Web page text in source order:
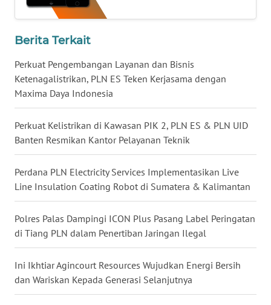
Berita Terkait
Perkuat Pengembangan Layanan dan Bisnis
Ketenagalistrikan, PLN ES Teken Kerjasama dengan
Maxima Daya Indonesia
Perkuat Kelistrikan di Kawasan PIK 2, PLN ES & PLN UID
Banten Resmikan Kantor Pelayanan Teknik
Perdana PLN Electricity Services Implementasikan Live
Line Insulation Coating Robot di Sumatera & Kalimantan
Polres Palas Dampingi ICON Plus Pasang Label Peringatan
di Tiang PLN dalam Penertiban Jaringan Ilegal
Ini Ikhtiar Agincourt Resources Wujudkan Energi Bersih
dan Wariskan Kepada Generasi Selanjutnya
WN
MALUKU
WN
MALUT
DAIRI
WN
DANAU
TOBA
WN
NIAS
WN
LANGKAT